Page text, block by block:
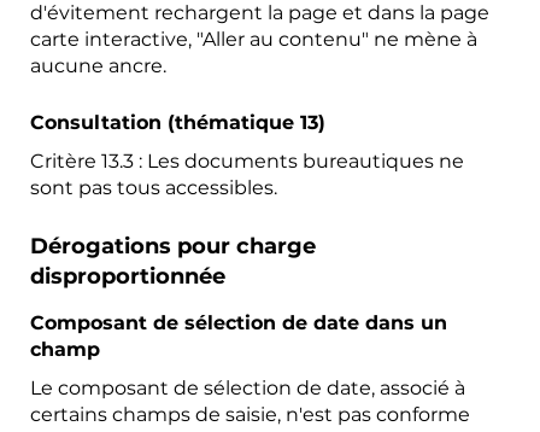
d'évitement rechargent la page et dans la page
carte interactive, "Aller au contenu" ne mène à
aucune ancre.
Consultation (thématique 13)
Critère 13.3 : Les documents bureautiques ne
sont pas tous accessibles.
Dérogations pour charge
disproportionnée
Composant de sélection de date dans un
champ
Le composant de sélection de date, associé à
certains champs de saisie, n'est pas conforme